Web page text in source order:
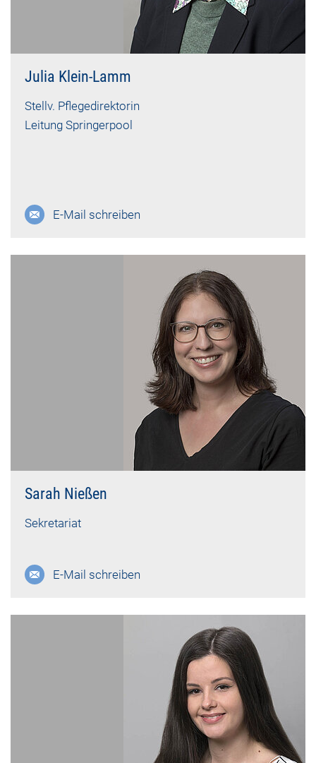
Julia Klein-Lamm
Stellv. Pflegedirektorin
Leitung Springerpool
E-Mail schreiben
Sarah Nießen
Sekretariat
E-Mail schreiben